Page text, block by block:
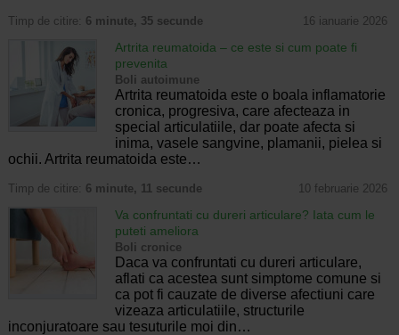
Timp de citire: 6 minute, 35 secunde 16 ianuarie 2026
Artrita reumatoida – ce este si cum poate fi
prevenita
Boli autoimune
Artrita reumatoida este o boala inflamatorie
cronica, progresiva, care afecteaza in
special articulatiile, dar poate afecta si
inima, vasele sangvine, plamanii, pielea si
ochii. Artrita reumatoida este…
Timp de citire: 6 minute, 11 secunde 10 februarie 2026
Va confruntati cu dureri articulare? Iata cum le
puteti ameliora
Boli cronice
Daca va confruntati cu dureri articulare,
aflati ca acestea sunt simptome comune si
ca pot fi cauzate de diverse afectiuni care
vizeaza articulatiile, structurile
inconjuratoare sau tesuturile moi din…